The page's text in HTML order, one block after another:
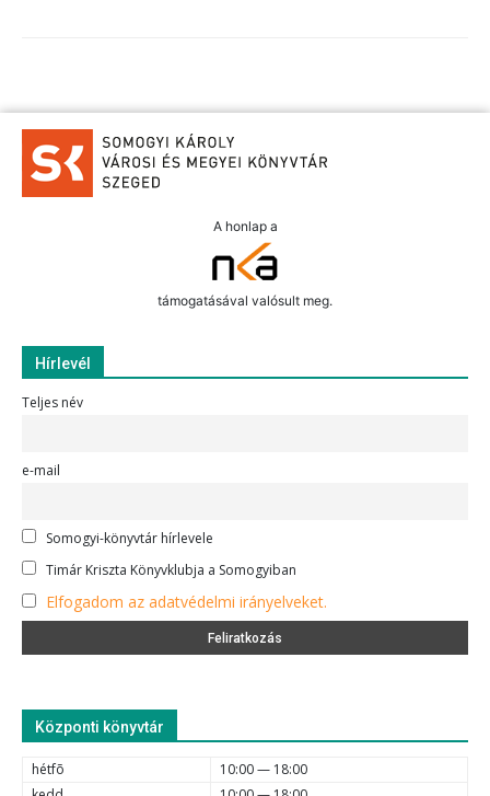
A honlap a
támogatásával valósult meg.
Hírlevél
Teljes név
e-mail
Somogyi-könyvtár hírlevele
Timár Kriszta Könyvklubja a Somogyiban
Elfogadom az adatvédelmi irányelveket.
Központi könyvtár
hétfõ
10:00 — 18:00